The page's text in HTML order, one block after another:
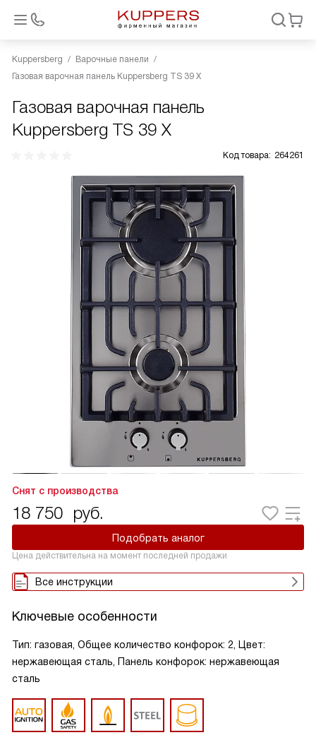
Kuppersberg
Варочные панели
Газовая варочная панель Kuppersberg TS 39 X
Газовая варочная панель
Kuppersberg TS 39 X
Код товара: 264261
Снят с производства
18 750 руб.
Подобрать аналог
Цена действительна на момент последней продажи
Все инструкции
Ключевые особенности
Тип: газовая, Общее количество конфорок: 2, Цвет:
нержавеющая сталь, Панель конфорок: нержавеющая
сталь